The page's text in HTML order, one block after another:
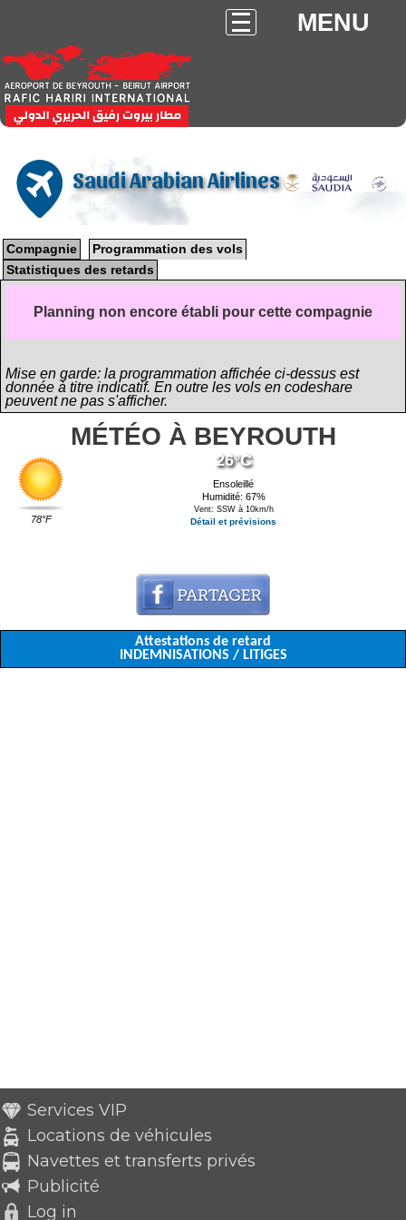
MENU
Saudi Arabian Airlines
Compagnie
Programmation des vols
Statistiques des retards
Planning non encore établi pour cette compagnie
Mise en garde: la programmation affichée ci-dessus est
donnée à titre indicatif. En outre les vols en codeshare
peuvent ne pas s'afficher.
MÉTÉO À BEYROUTH
78°F
26°C
Ensoleillé
Humidité: 67%
Vent: SSW à 10km/h
Détail et prévisions
Attestations de retard
INDEMNISATIONS / LITIGES
Services VIP
Locations de véhicules
Navettes et transferts privés
Publicité
Log in